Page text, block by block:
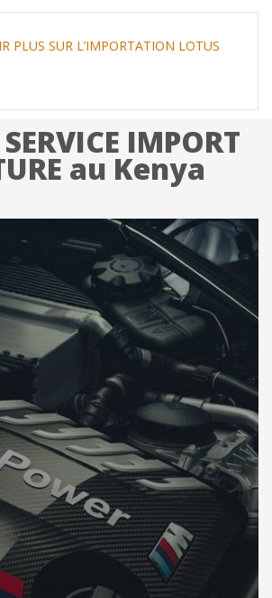
PLUS SUR L’IMPORTATION LOTUS
IMPORT
au Kenya